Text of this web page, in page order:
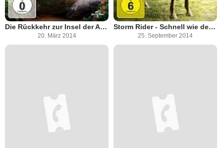
Die Rückkehr zur Insel der Abenteuer
20. März 2014
Storm Rider - Schnell wie der Wind
25. September 2014